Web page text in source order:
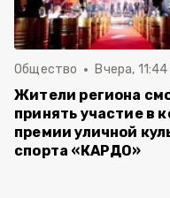
Общество Вчера, 11:44
Жители региона
принять участие в
премии уличной
спорта «КАРДО»